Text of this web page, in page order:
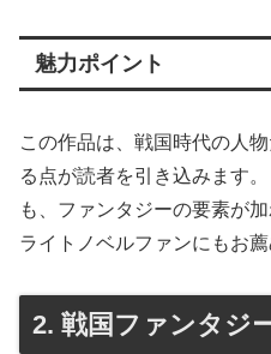
魅力ポイント
この作品は、戦国時代の人
る点が読者を引き込みます
も、ファンタジーの要素が
ライトノベルファンにもお薦
2. 戦国ファンタジ